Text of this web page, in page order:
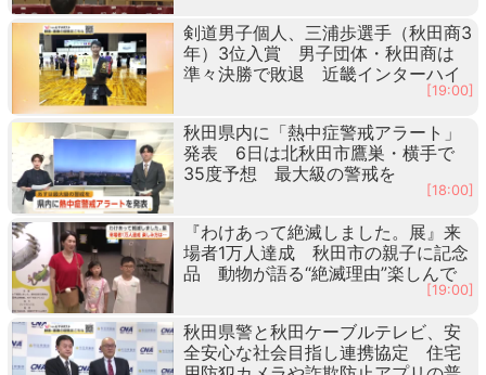
剣道男子個人、三浦歩選手（秋田商3
年）3位入賞 男子団体・秋田商は
準々決勝で敗退 近畿インターハイ
[19:00]
秋田県内に「熱中症警戒アラート」
発表 6日は北秋田市鷹巣・横手で
35度予想 最大級の警戒を
[18:00]
『わけあって絶滅しました。展』来
場者1万人達成 秋田市の親子に記念
品 動物が語る“絶滅理由”楽しんで
[19:00]
秋田県警と秋田ケーブルテレビ、安
全安心な社会目指し連携協定 住宅